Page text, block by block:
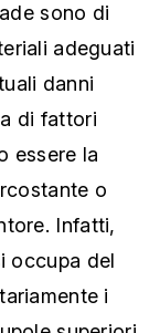
sono di
adeguati
danni
di fattori
essere la
o
Infatti,
occupa del
i